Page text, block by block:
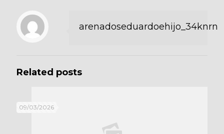
arenadoseduardoehijo_34knrn
Related posts
09/03/2026